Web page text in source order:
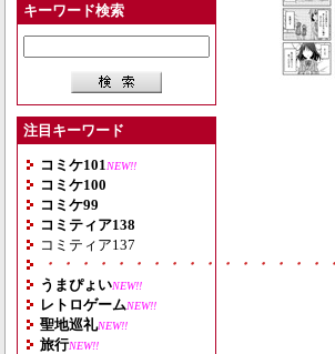
キーワード検索
注目キーワード
コミケ101 NEW!!
コミケ100
コミケ99
コミティア138
コミティア137
・・・・・・・・・・・・・・・・
うまぴょいNEW!!
レトロゲームNEW!!
聖地巡礼NEW!!
旅行NEW!!